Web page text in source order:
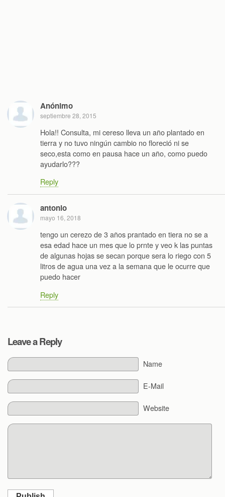
Anónimo
septiembre 28, 2015
Hola!! Consulta, mi cereso lleva un año plantado en
tierra y no tuvo ningún cambio no floreció ni se
seco,esta como en pausa hace un año, como puedo
ayudarlo???
Reply
antonio
mayo 16, 2018
tengo un cerezo de 3 años prantado en tiera no se a
esa edad hace un mes que lo prnte y veo k las puntas
de algunas hojas se secan porque sera lo riego con 5
litros de agua una vez a la semana que le ocurre que
puedo hacer
Reply
Leave a Reply
Name
E-Mail
Website